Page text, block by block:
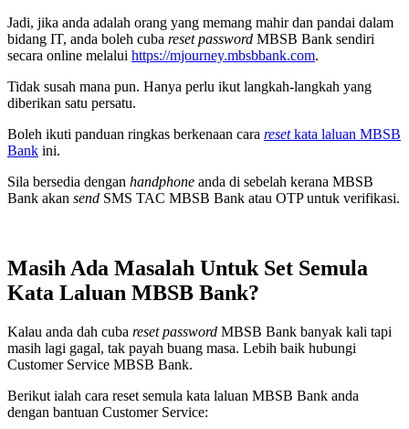
Jadi, jika anda adalah orang yang memang mahir dan pandai dalam
bidang IT, anda boleh cuba reset password MBSB Bank sendiri
secara online melalui https://mjourney.mbsbbank.com.
Tidak susah mana pun. Hanya perlu ikut langkah-langkah yang
diberikan satu persatu.
Boleh ikuti panduan ringkas berkenaan cara resetkata laluan MBSB
Bank ini.
Sila bersedia dengan handphone anda di sebelah kerana MBSB
Bank akan send SMS TAC MBSB Bank atau OTP untuk verifikasi.
Masih Ada Masalah Untuk Set Semula
Kata Laluan MBSB Bank?
Kalau anda dah cuba reset password MBSB Bank banyak kali tapi
masih lagi gagal, tak payah buang masa. Lebih baik hubungi
Customer Service MBSB Bank.
Berikut ialah cara reset semula kata laluan MBSB Bank anda
dengan bantuan Customer Service: